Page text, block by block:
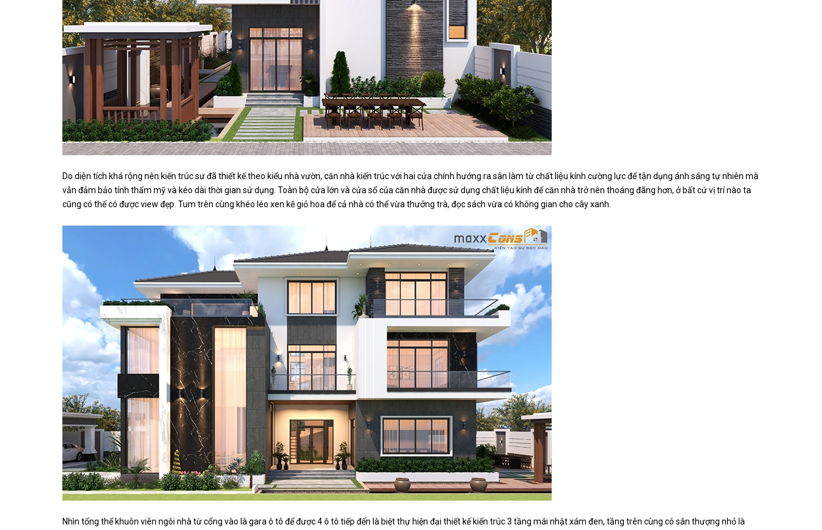
Do diện tích khá rộng nên kiến trúc sư đã thiết kế theo kiểu nhà vườn, căn nhà kiến trúc với hai cửa chính hướng ra sân làm từ chất liệu kính cường lực để tận dụng ánh sáng tự nhiên mà
vẫn đảm bảo tính thẩm mỹ và kéo dài thời gian sử dụng. Toàn bộ cửa lớn và cửa sổ của căn nhà được sử dụng chất liệu kính để căn nhà trở nên thoáng đãng hơn, ở bất cứ vị trí nào ta
cũng có thể có được view đẹp. Tum trên cùng khéo léo xen kẽ giỏ hoa để cả nhà có thể vừa thưởng trà, đọc sách vừa có không gian cho cây xanh.
Nhìn tổng thể khuôn viên ngôi nhà từ cổng vào là gara ô tô để được 4 ô tô tiếp đến là biệt thự hiện đại thiết kế kiến trúc 3 tầng mái nhật xám đen, tầng trên cùng có sân thượng nhỏ là